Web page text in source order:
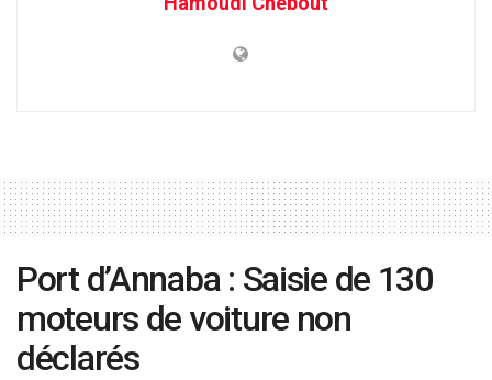
Port d’Annaba : Saisie de 130
moteurs de voiture non
déclarés